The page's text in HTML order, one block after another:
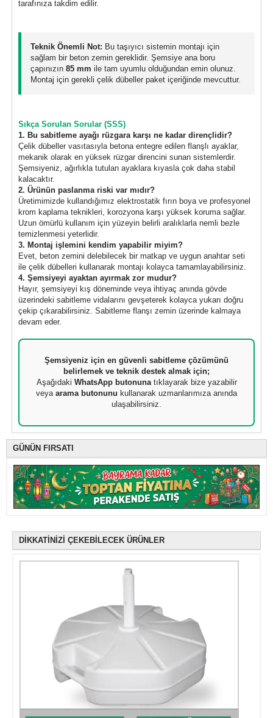
tarafınıza takdim edilir.
Teknik Önemli Not: Bu taşıyıcı sistemin montajı için
sağlam bir beton zemin gereklidir. Şemsiye ana boru
çapınızın 85 mm ile tam uyumlu olduğundan emin olunuz.
Montaj için gerekli çelik dübeller paket içeriğinde mevcuttur.
Sıkça Sorulan Sorular (SSS)
1. Bu sabitleme ayağı rüzgara karşı ne kadar dirençlidir?
Çelik dübeller vasıtasıyla betona entegre edilen flanşlı ayaklar,
mekanik olarak en yüksek rüzgar direncini sunan sistemlerdir.
Şemsiyeniz, ağırlıkla tutulan ayaklara kıyasla çok daha stabil
kalacaktır.
2. Ürünün paslanma riski var mıdır?
Üretimimizde kullandığımız elektrostatik fırın boya ve profesyonel
krom kaplama teknikleri, korozyona karşı yüksek koruma sağlar.
Uzun ömürlü kullanım için yüzeyin belirli aralıklarla nemli bezle
temizlenmesi yeterlidir.
3. Montaj işlemini kendim yapabilir miyim?
Evet, beton zemini delebilecek bir matkap ve uygun anahtar seti
ile çelik dübelleri kullanarak montajı kolayca tamamlayabilirsiniz.
4. Şemsiyeyi ayaktan ayırmak zor mudur?
Hayır, şemsiyeyi kış döneminde veya ihtiyaç anında gövde
üzerindeki sabitleme vidalarını gevşeterek kolayca yukarı doğru
çekip çıkarabilirsiniz. Sabitleme flanşı zemin üzerinde kalmaya
devam eder.
Şemsiyeniz için en güvenli sabitleme çözümünü
belirlemek ve teknik destek almak için;
Aşağıdaki WhatsApp butonunatıklayarak bize yazabilir
veya arama butonunu kullanarak uzmanlarımıza anında
ulaşabilirsiniz.
GÜNÜN FIRSATI
DİKKATİNİZİ ÇEKEBİLECEK ÜRÜNLER